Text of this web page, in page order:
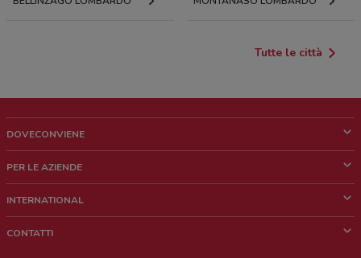
Tutte le città
DOVECONVIENE
Chi siamo
Lavora con noi
PER LE AZIENDE
Richieste commerciali e marketing
INTERNATIONAL
CONTATTI